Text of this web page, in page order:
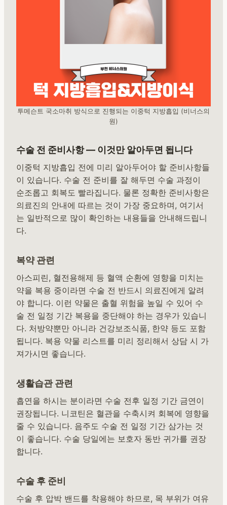
투메슨트 국소마취 방식으로 진행되는 이중턱 지방흡입 (비너스의
원)
수술 전 준비사항 — 이것만 알아두면 됩니다
이중턱 지방흡입 전에 미리 알아두어야 할 준비사항들
이 있습니다. 수술 전 준비를 잘 해두면 수술 과정이
순조롭고 회복도 빨라집니다. 물론 정확한 준비사항은
의료진의 안내에 따르는 것이 가장 중요하며, 여기서
는 일반적으로 많이 확인하는 내용들을 안내해드립니
다.
복약 관련
아스피린, 혈전용해제 등 혈액 순환에 영향을 미치는
약을 복용 중이라면 수술 전 반드시 의료진에게 알려
야 합니다. 이런 약물은 출혈 위험을 높일 수 있어 수
술 전 일정 기간 복용을 중단해야 하는 경우가 있습니
다. 처방약뿐만 아니라 건강보조식품, 한약 등도 포함
됩니다. 복용 약물 리스트를 미리 정리해서 상담 시 가
져가시면 좋습니다.
생활습관 관련
흡연을 하시는 분이라면 수술 전후 일정 기간 금연이
권장됩니다. 니코틴은 혈관을 수축시켜 회복에 영향을
줄 수 있습니다. 음주도 수술 전 일정 기간 삼가는 것
이 좋습니다. 수술 당일에는 보호자 동반 귀가를 권장
합니다.
수술 후 준비
수술 후 압박 밴드를 착용해야 하므로, 목 부위가 여유